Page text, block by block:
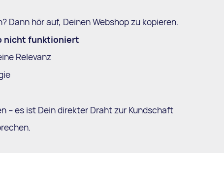
Dann hör auf, Deinen Webshop zu kopieren.
nicht funktioniert
Relevanz
– es ist Dein direkter Draht zur Kundschaft